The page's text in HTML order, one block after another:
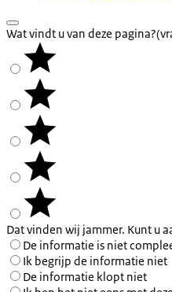
Wat vindt u van deze pagina?
Dat vinden wij jammer. Kunt u
De informatie is niet
Ik begrijp de informatie niet
De informatie klopt niet